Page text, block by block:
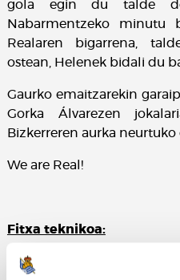
gola egin du talde
Nabarmentzeko minutu
Realaren bigarrena,
ostean, Helenek bidali du
Gaurko emaitzarekin
Gorka Álvarezen
Bizkerreren aurka
We are Real!
Fitxa teknikoa:
Real Sociedad:
A.